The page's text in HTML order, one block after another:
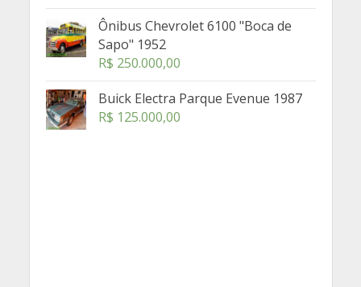
Ônibus Chevrolet 6100 "Boca de
Sapo" 1952
R$ 250.000,00
Buick Electra Parque Evenue 1987
R$ 125.000,00